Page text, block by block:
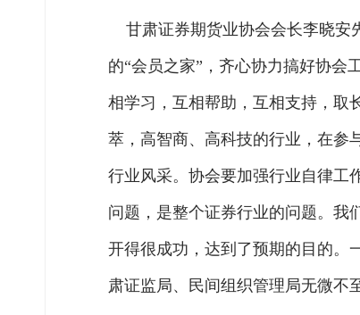
甘肃证券期货业协会会长李晓安
的“会员之家”，齐心协力搞好协会
相学习，互相帮助，互相支持，取
萃，高智商、高科技的行业，在参
行业风采。协会要加强行业自律工
问题，是整个证券行业的问题。我
开得很成功，达到了预期的目的。
肃证监局、民间组织管理局无微不